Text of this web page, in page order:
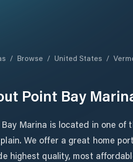
/ Browse / United States /
Point Bay
Marina is located in one of
We offer a great home
highest quality, most